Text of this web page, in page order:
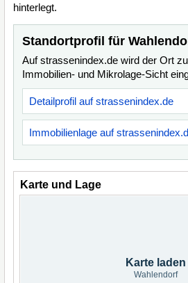
hinterlegt.
Standortprofil für
Auf strassenindex.de wird der Ort
Immobilien- und Mikrolage-Sicht
Detailprofil auf strassenindex.de
Immobilienlage auf
Karte und Lage
Karte laden
Wahlendorf